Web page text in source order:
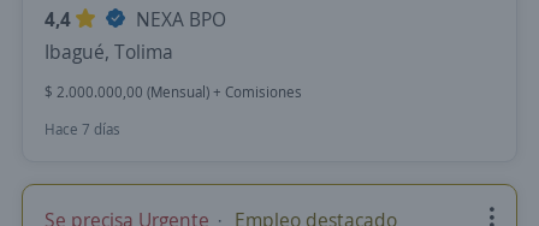
4,4
NEXA BPO
Ibagué, Tolima
$ 2.000.000,00 (Mensual) + Comisiones
Hace 7 días
Se precisa Urgente Empleo destacado